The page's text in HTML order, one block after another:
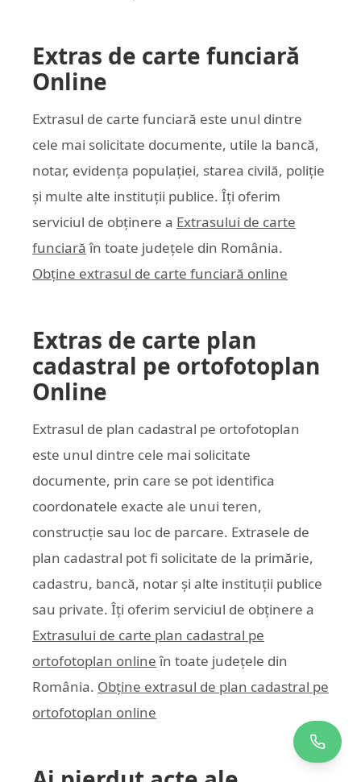
Extras de carte funciară
Online
Extrasul de carte funciară este unul dintre
cele mai solicitate documente, utile la bancă,
notar, evidența populației, starea civilă, poliție
și multe alte instituții publice. Îți oferim
serviciul de obținere a Extrasului de carte
funciară în toate județele din România.
Obține extrasul de carte funciară online
Extras de carte plan
cadastral pe ortofotoplan
Online
Extrasul de plan cadastral pe ortofotoplan
este unul dintre cele mai solicitate
documente, prin care se pot identifica
coordonatele exacte ale unui teren,
construcție sau loc de parcare. Extrasele de
plan cadastral pot fi solicitate de la primărie,
cadastru, bancă, notar și alte instituții publice
sau private. Îți oferim serviciul de obținere a
Extrasului de carte plan cadastral pe
ortofotoplan online în toate județele din
România. Obține extrasul de plan cadastral pe
ortofotoplan online